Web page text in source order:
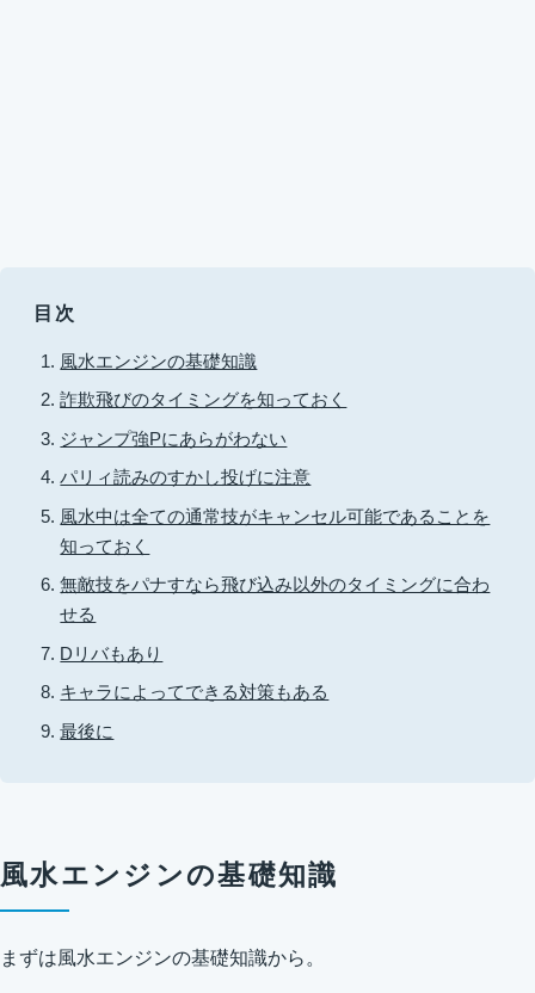
目次
風水エンジンの基礎知識
詐欺飛びのタイミングを知っておく
ジャンプ強Pにあらがわない
パリィ読みのすかし投げに注意
風水中は全ての通常技がキャンセル可能であることを
知っておく
無敵技をパナすなら飛び込み以外のタイミングに合わ
せる
Dリバもあり
キャラによってできる対策もある
最後に
風水エンジンの基礎知識
まずは風水エンジンの基礎知識から。